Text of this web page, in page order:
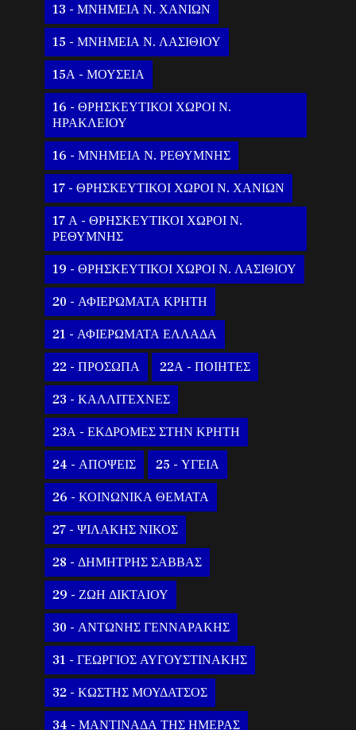
13 - ΜΝΗΜΕΙΑ Ν. ΧΑΝΙΩΝ
15 - ΜΝΗΜΕΙΑ Ν. ΛΑΣΙΘΙΟΥ
15Α - ΜΟΥΣΕΙΑ
16 - ΘΡΗΣΚΕΥΤΙΚΟΙ ΧΩΡΟΙ Ν.
ΗΡΑΚΛΕΙΟΥ
16 - ΜΝΗΜΕΙΑ Ν. ΡΕΘΥΜΝΗΣ
17 - ΘΡΗΣΚΕΥΤΙΚΟΙ ΧΩΡΟΙ Ν. ΧΑΝΙΩΝ
17 Α - ΘΡΗΣΚΕΥΤΙΚΟΙ ΧΩΡΟΙ Ν.
ΡΕΘΥΜΝΗΣ
19 - ΘΡΗΣΚΕΥΤΙΚΟΙ ΧΩΡΟΙ Ν. ΛΑΣΙΘΙΟΥ
20 - ΑΦΙΕΡΩΜΑΤΑ ΚΡΗΤΗ
21 - ΑΦΙΕΡΩΜΑΤΑ ΕΛΛΑΔΑ
22 - ΠΡΟΣΩΠΑ 22Α - ΠΟΙΗΤΕΣ
23 - ΚΑΛΛΙΤΕΧΝΕΣ
23Α - ΕΚΔΡΟΜΕΣ ΣΤΗΝ ΚΡΗΤΗ
24 - ΑΠΟΨΕΙΣ 25 - ΥΓΕΙΑ
26 - ΚΟΙΝΩΝΙΚΑ ΘΕΜΑΤΑ
27 - ΨΙΛΑΚΗΣ ΝΙΚΟΣ
28 - ΔΗΜΗΤΡΗΣ ΣΑΒΒΑΣ
29 - ΖΩΗ ΔΙΚΤΑΙΟΥ
30 - ΑΝΤΩΝΗΣ ΓΕΝΝΑΡΑΚΗΣ
31 - ΓΕΩΡΓΙΟΣ ΑΥΓΟΥΣΤΙΝΑΚΗΣ
32 - ΚΩΣΤΗΣ ΜΟΥΔΑΤΣΟΣ
34 - ΜΑΝΤΙΝΑΔΑ ΤΗΣ ΗΜΕΡΑΣ